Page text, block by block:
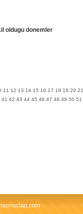
oldugu donemler
11 12 13 14 15 16 17 18 19 20 21
41 42 43 44 45 46 47 48 49 50 51